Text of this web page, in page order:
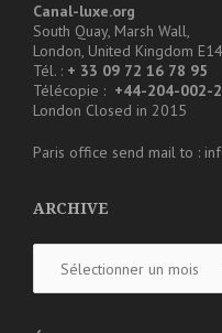
Canal-luxe.org
South Quay, Marsh Wall,
London, United Kingdom
Tél. : + 33 09 72 16 78 95
Télécopie : +44-204-002-
London Closed in 2015
Paris office send mail to :
ARCHIVE